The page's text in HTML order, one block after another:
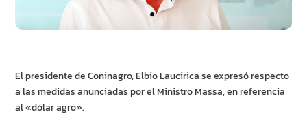
El presidente de Coninagro, Elbio Laucirica se expresó respecto
a las medidas anunciadas por el Ministro Massa, en referencia
al «dólar agro».